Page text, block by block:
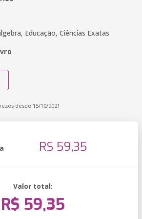
Educação, Ciências Exatas
desde 15/10/2021
R$ 59,35
Valor total:
R$ 59,35